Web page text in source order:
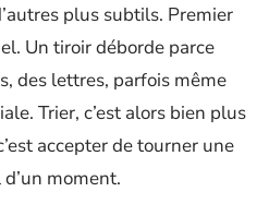
plus subtils. Premier
Un tiroir déborde parce
des lettres, parfois même
Trier, c’est alors bien plus
accepter de tourner une
moment.